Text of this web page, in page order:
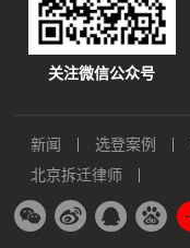
关注微信公众号
新闻 选登案例
北京拆迁律师